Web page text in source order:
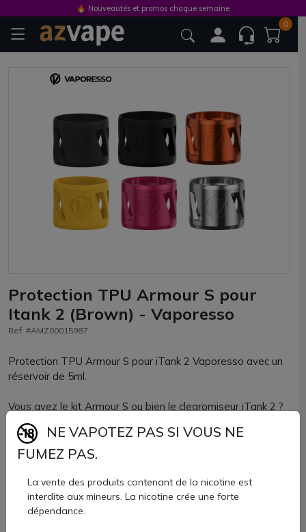
0
Protection TPU Armour S pour
Itank 2 (Brown) - Vaporesso
Ref: #AMZ00015987
Protection TPU Armour S pour iTank 2 Vaporesso avec un
réservoir de 5ml.
Vous avez le kit Armour S ou bien le clearomiseur iTank 2 ?
Utilisez un produit officiel Vaporesso pour une parfaite
compatibilité !
adapté si vous utilisez le pyrex de 5ml. Protégez votre
clearomiseur DTL favori tout en personnalisant votre e-
cigarette.
🔥 Nouveautés et promos chaque semaine
NE VAPOTEZ PAS SI VOUS NE
FUMEZ PAS.
La vente des produits contenant de la nicotine est
interdite aux mineurs. La nicotine crée une forte
dépendance.